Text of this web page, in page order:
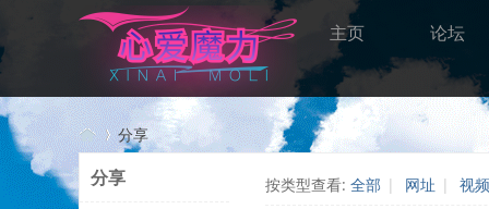
主页 论坛
分享
分享 按类型查看: 全部 | 网址 | 视频